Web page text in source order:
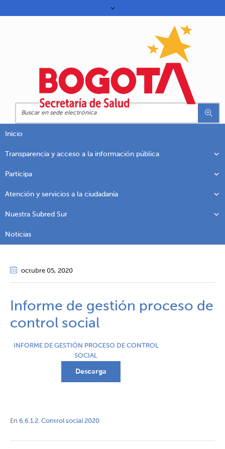
Inicio
Transparencia y acceso a la información pública
Participa
Atención y servicios a la ciudadanía
Nuestra Subred Sur
Noticias
octubre 05, 2020
Informe de gestión proceso de
control social
INFORME DE GESTIÓN PROCESO DE CONTROL
SOCIAL
Descarga
En 6.6.1.2. Control social 2020